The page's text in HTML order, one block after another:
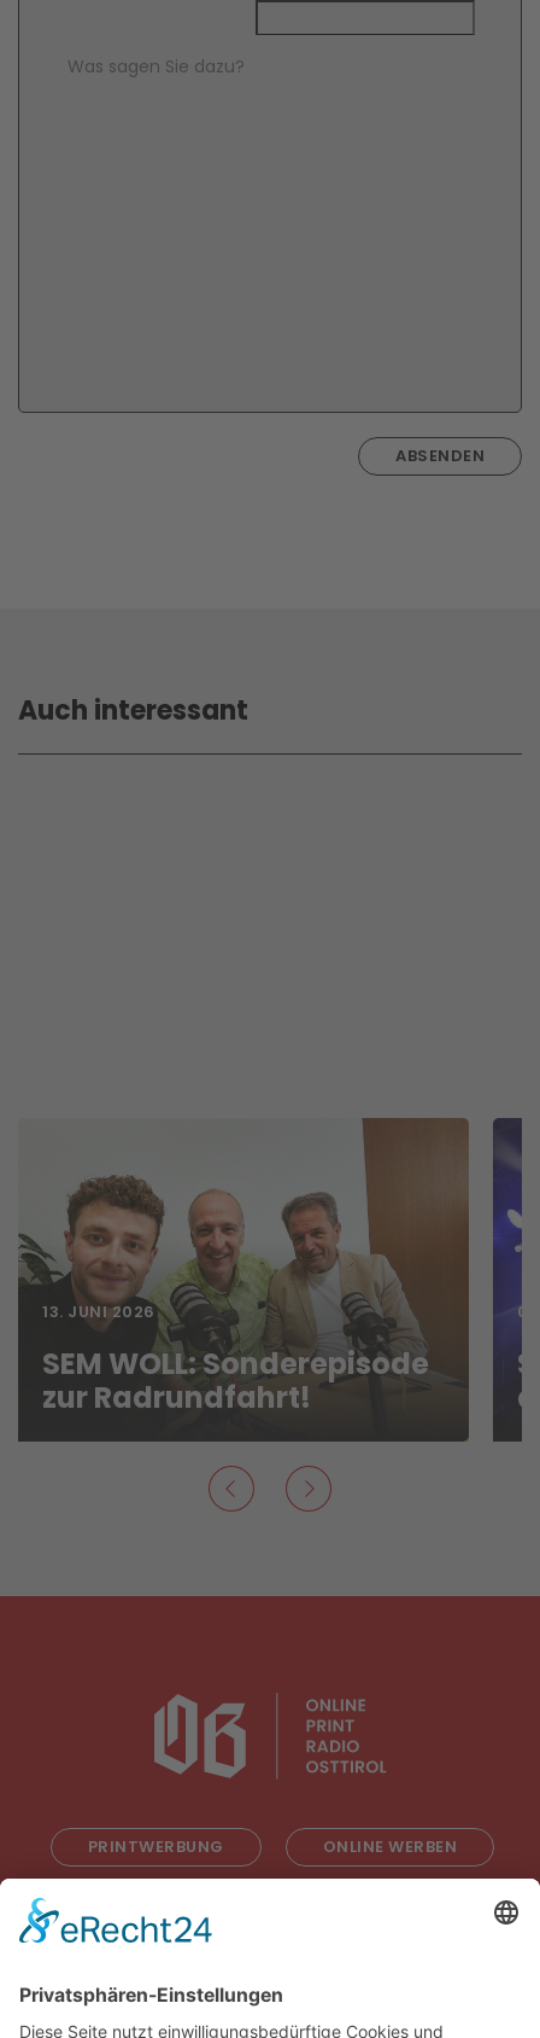
Comment Text*
ABSENDEN
Auch interessant
13. JUNI 2026
SEM WOLL: Sonderepisode
zur Radrundfahrt!
PRINTWERBUNG ONLINE WERBEN